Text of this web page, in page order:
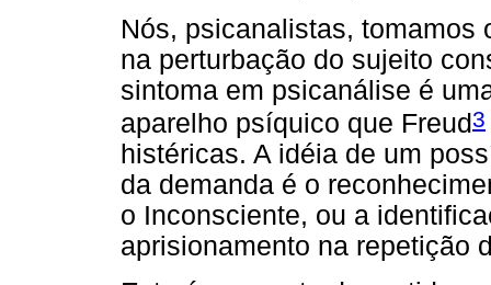
Nós, psicanalistas, tomamos
na perturbação do sujeito
sintoma em psicanálise é
aparelho psíquico que Freud3
histéricas. A idéia de um
da demanda é o
o Inconsciente, ou a
aprisionamento na repetição